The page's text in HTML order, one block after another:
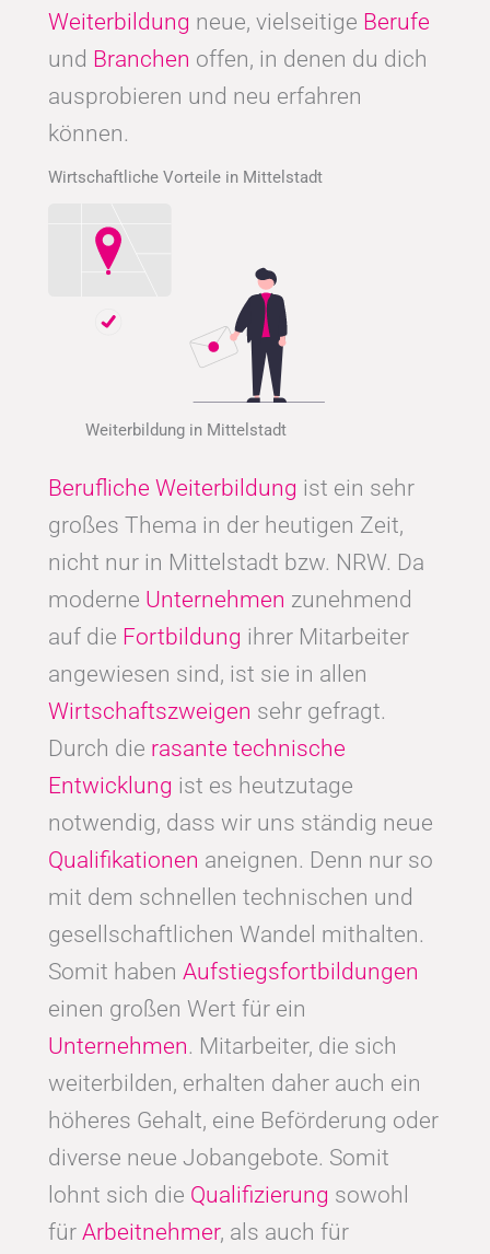
Weiterbildung neue, vielseitige Berufe
und Branchen offen, in denen du dich
ausprobieren und neu erfahren
können.
Wirtschaftliche Vorteile in Mittelstadt
Weiterbildung in Mittelstadt
Berufliche Weiterbildung ist ein sehr
großes Thema in der heutigen Zeit,
nicht nur in Mittelstadt bzw. NRW. Da
moderne Unternehmen zunehmend
auf die Fortbildung ihrer Mitarbeiter
angewiesen sind, ist sie in allen
Wirtschaftszweigen sehr gefragt.
Durch die rasante technische
Entwicklung ist es heutzutage
notwendig, dass wir uns ständig neue
Qualifikationen aneignen. Denn nur so
mit dem schnellen technischen und
gesellschaftlichen Wandel mithalten.
Somit haben Aufstiegsfortbildungen
einen großen Wert für ein
Unternehmen. Mitarbeiter, die sich
weiterbilden, erhalten daher auch ein
höheres Gehalt, eine Beförderung oder
diverse neue Jobangebote. Somit
lohnt sich die Qualifizierung sowohl
für Arbeitnehmer, als auch für